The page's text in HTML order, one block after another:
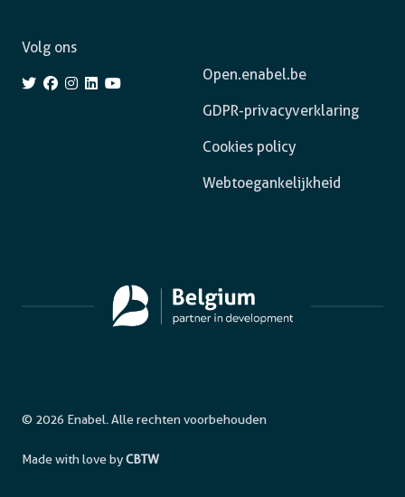
Open.enabel.be
GDPR-privacyverklaring
Cookies policy
Webtoegankelijkheid
Volg ons
© 2026 Enabel. Alle rechten voorbehouden
Made with love byCBTW